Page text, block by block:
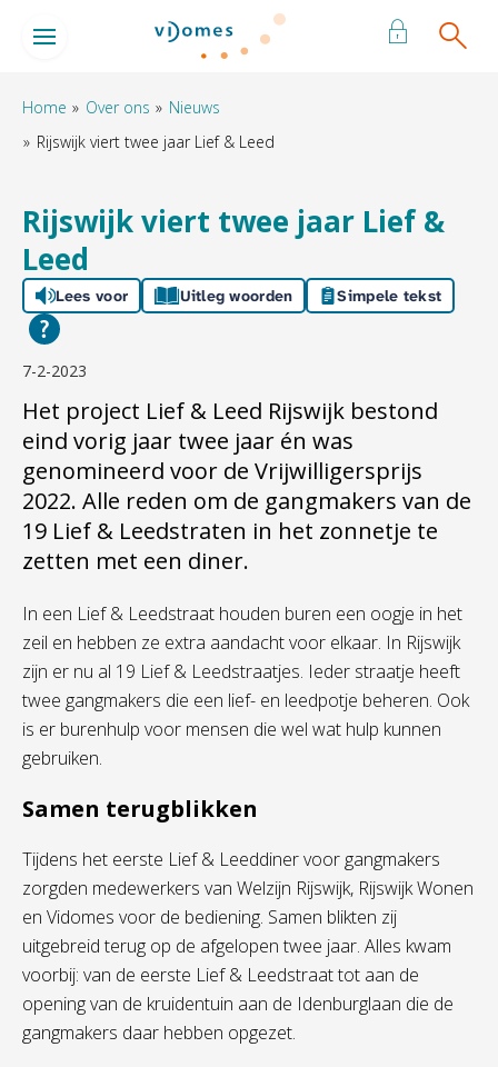
Naar de homepage
Ga naar Hoofd
Home Over ons
Nieuws
Rijswijk viert twee jaar Lief & Leed
Rijswijk viert twee jaar Lief &
Leed
Lees voor Uitleg woorden Simpele tekst
7-2-2023
Het project Lief & Leed Rijswijk bestond
eind vorig jaar twee jaar én was
genomineerd voor de Vrijwilligersprijs
2022. Alle reden om de gangmakers van de
19 Lief & Leedstraten in het zonnetje te
zetten met een diner.
In een Lief & Leedstraat houden buren een oogje in het
zeil en hebben ze extra aandacht voor elkaar. In Rijswijk
zijn er nu al 19 Lief & Leedstraatjes. Ieder straatje heeft
twee gangmakers die een lief- en leedpotje beheren. Ook
is er burenhulp voor mensen die wel wat hulp kunnen
gebruiken.
Samen terugblikken
Tijdens het eerste Lief & Leeddiner voor gangmakers
zorgden medewerkers van Welzijn Rijswijk, Rijswijk Wonen
en Vidomes voor de bediening. Samen blikten zij
uitgebreid terug op de afgelopen twee jaar. Alles kwam
voorbij: van de eerste Lief & Leedstraat tot aan de
opening van de kruidentuin aan de Idenburglaan die de
gangmakers daar hebben opgezet.